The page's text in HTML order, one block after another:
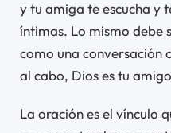
y tu amiga te escucha y
íntimas. Lo mismo debe
como una conversación
al cabo, Dios es tu
La oración es el vínculo